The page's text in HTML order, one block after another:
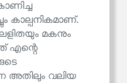
കാല്പനികമാണ്.
മകനും
എന്റെ
അതിലും വലിയ